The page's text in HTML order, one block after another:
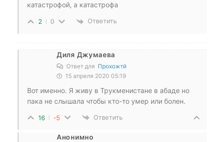
катастрофой, а катастрофа
2 0 Ответить
Диля Джумаева
Ответ для Прохожтй
15 апреля 2020 05:19
Вот именно. Я живу в Трукменистане в абаде но
пака не слышала чтобы кто-то умер или болен.
16 -5 Ответить
Анонимно